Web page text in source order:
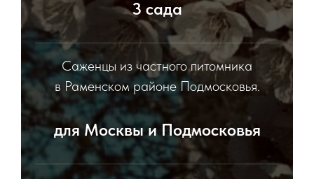
3 сада
Саженцы из частного питомника
в Раменском районе Подмосковья.
для Москвы и Подмосковья